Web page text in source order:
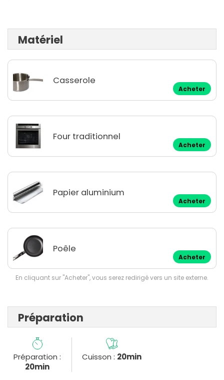
Matériel
Casserole
Acheter
Four traditionnel
Acheter
Papier aluminium
Acheter
Poêle
Acheter
En cliquant sur "Acheter", vous serez redirigé vers un site externe.
Préparation
Préparation :
20min
Cuisson : 20min